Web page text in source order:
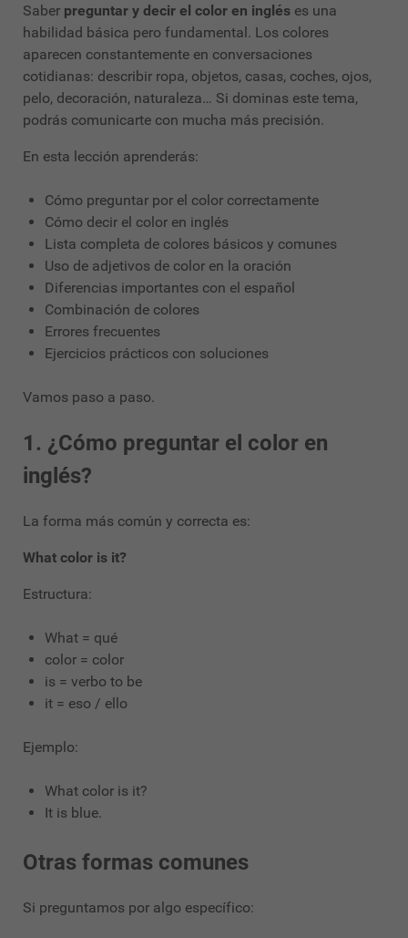
Saber preguntar y decir el color en inglés es una
habilidad básica pero fundamental. Los colores
aparecen constantemente en conversaciones
cotidianas: describir ropa, objetos, casas, coches, ojos,
pelo, decoración, naturaleza… Si dominas este tema,
podrás comunicarte con mucha más precisión.
En esta lección aprenderás:
Cómo preguntar por el color correctamente
Cómo decir el color en inglés
Lista completa de colores básicos y comunes
Uso de adjetivos de color en la oración
Diferencias importantes con el español
Combinación de colores
Errores frecuentes
Ejercicios prácticos con soluciones
Vamos paso a paso.
1. ¿Cómo preguntar el color en
inglés?
La forma más común y correcta es:
What color is it?
Estructura:
What = qué
color = color
is = verbo to be
it = eso / ello
Ejemplo:
What color is it?
It is blue.
Otras formas comunes
Si preguntamos por algo específico: